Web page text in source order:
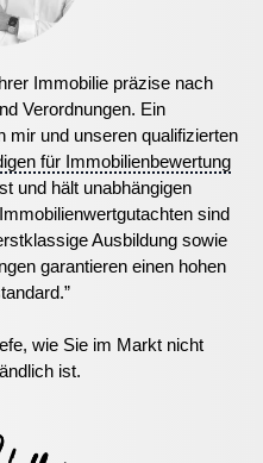
Immobilie präzise nach
Verordnungen. Ein
mir und unseren qualifizierten
für Immobilienbewertung
und hält unabhängigen
sind
Ausbildung sowie
garantieren einen hohen
wie Sie im Markt nicht
ist.